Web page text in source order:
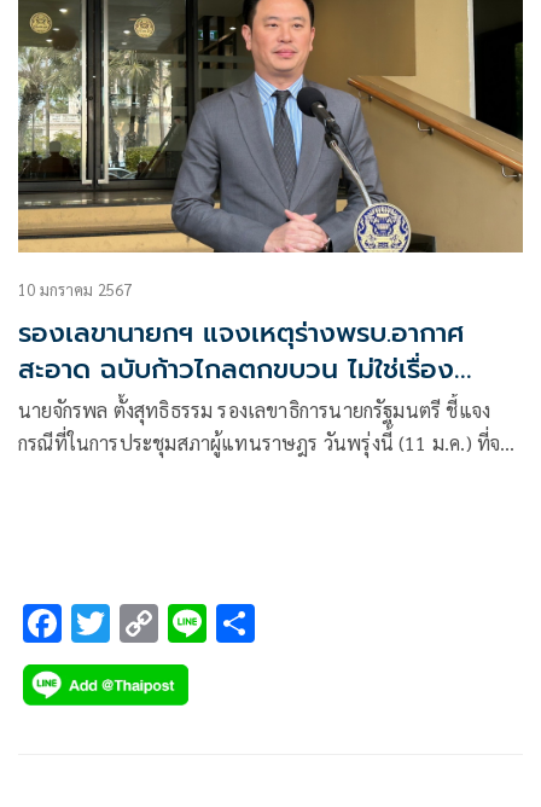
10 มกราคม 2567
รองเลขานายกฯ แจงเหตุร่างพรบ.อากาศ
สะอาด ฉบับก้าวไกลตกขบวน ไม่ใช่เรื่อง
การเมือง
นายจักรพล ตั้งสุทธิธรรม รองเลขาธิการนายกรัฐมนตรี ชี้แจง
กรณีที่ในการประชุมสภาผู้แทนราษฎร วันพรุ่งนี้ (11 ม.ค.) ที่จะมี
F
ac
e
T
wi
tt
C
o
p
Li